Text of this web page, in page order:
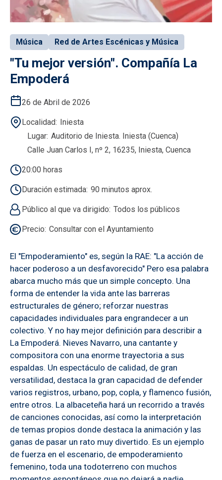
Música Red de Artes Escénicas y Música
"Tu mejor versión". Compañía La
Empoderá
26 de Abril de 2026
Localidad Iniesta
Lugar Auditorio de Iniesta. Iniesta (Cuenca)
Calle Juan Carlos I, nº 2, 16235, Iniesta, Cuenca
20:00 horas
Duración estimada 90 minutos aprox.
Público al que va dirigido Todos los públicos
Precio Consultar con el Ayuntamiento
El "Empoderamiento" es, según la RAE: "La acción de
hacer poderoso a un desfavorecido" Pero esa palabra
abarca mucho más que un simple concepto. Una
forma de entender la vida ante las barreras
estructurales de género; reforzar nuestras
capacidades individuales para engrandecer a un
colectivo. Y no hay mejor definición para describir a
La Empoderá. Nieves Navarro, una cantante y
compositora con una enorme trayectoria a sus
espaldas. Un espectáculo de calidad, de gran
versatilidad, destaca la gran capacidad de defender
varios registros, urbano, pop, copla, y flamenco fusión,
entre otros. La albaceteña hará un recorrido a través
de canciones conocidas, así como la interpretación
de temas propios donde destaca la animación y las
ganas de pasar un rato muy divertido. Es un ejemplo
de fuerza en el escenario, de empoderamiento
femenino, toda una todoterreno con muchos